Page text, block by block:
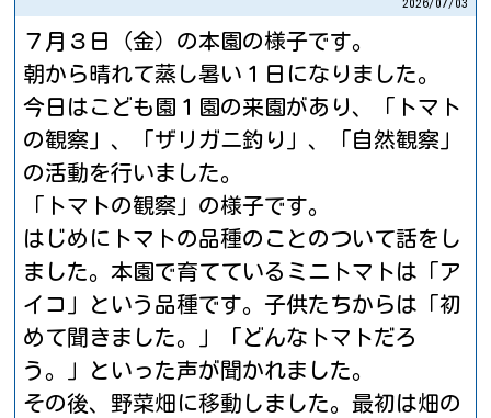
2026/ 07/03
７月３日（金）の本園の様子です。
朝から晴れて蒸し暑い１日になりました。
今日はこども園１園の来園があり、「トマト
の観察」、「ザリガニ釣り」、「自然観察」
の活動を行いました。
「トマトの観察」の様子です。
はじめにトマトの品種のことのついて話をし
ました。本園で育てているミニトマトは「ア
イコ」という品種です。子供たちからは「初
めて聞きました。」「どんなトマトだろ
う。」といった声が聞かれました。
その後、野菜畑に移動しました。最初は畑の